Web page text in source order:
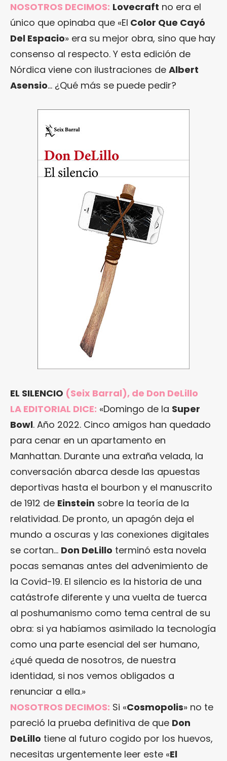
NOSOTROS DECIMOS: Lovecraft no era el
único que opinaba que «El Color Que Cayó
Del Espacio» era su mejor obra, sino que hay
consenso al respecto. Y esta edición de
Nórdica viene con ilustraciones de Albert
Asensio… ¿Qué más se puede pedir?
EL SILENCIO (Seix Barral), de Don DeLillo
LA EDITORIAL DICE: «Domingo de la Super
Bowl. Año 2022. Cinco amigos han quedado
para cenar en un apartamento en
Manhattan. Durante una extraña velada, la
conversación abarca desde las apuestas
deportivas hasta el bourbon y el manuscrito
de 1912 de Einstein sobre la teoría de la
relatividad. De pronto, un apagón deja el
mundo a oscuras y las conexiones digitales
se cortan… Don DeLillo terminó esta novela
pocas semanas antes del advenimiento de
la Covid-19. El silencio es la historia de una
catástrofe diferente y una vuelta de tuerca
al poshumanismo como tema central de su
obra: si ya habíamos asimilado la tecnología
como una parte esencial del ser humano,
¿qué queda de nosotros, de nuestra
identidad, si nos vemos obligados a
renunciar a ella.»
NOSOTROS DECIMOS: Si «Cosmopolis» no te
pareció la prueba definitiva de que Don
DeLillo tiene al futuro cogido por los huevos,
necesitas urgentemente leer este «El